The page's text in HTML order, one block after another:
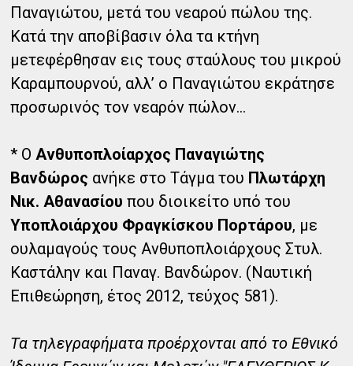
Παναγιώτου, μετά του νεαρού πώλου της.
Κατά την αποβίβασιν όλα τα κτήνη
μετεφέρθησαν εις τους σταύλους του μικρού
Καραμπουρνού, αλλ’ ο Παναγιώτου εκράτησε
προσωρινός τον νεαρόν πώλον...
* OΑνθυποπλοίαρχος Παναγιώτης
Βανδώρος ανήκε στο Τάγμα του Πλωτάρχη
Νικ. Αθανασίου που διοικείτο υπό του
Υποπλοιάρχου Φραγκίσκου Πορτάρου, με
ουλαμαγούς τους Ανθυποπλοιάρχους Στυλ.
Καστάλην και Παναγ. Βανδώρον. (Ναυτική
Επιθεώρηση, έτος 2012, τεύχος 581).
Τα τηλεγραφήματα προέρχονται από το Εθνικό